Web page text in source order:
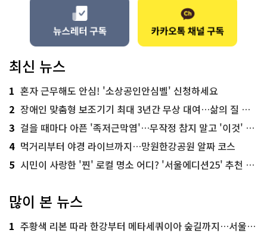
최신 뉴스
1 혼자 근무해도 안심! '소상공인안심벨' 신청하세요
2 장애인 맞춤형 보조기기 최대 3년간 무상 대여…삶의 질 높인다
3 걸을 때마다 아픈 '족저근막염'…무작정 참지 말고 '이것' 해보세요!
4 먹거리부터 야경 라이브까지…망원한강공원 알짜 코스
5 시민이 사랑한 '찐' 로컬 명소 어디? '서울에디션25' 추천 코스
많이 본 뉴스
1 주황색 리본 따라 한강부터 메타세쿼이아 숲길까지…서울둘레길 15코스